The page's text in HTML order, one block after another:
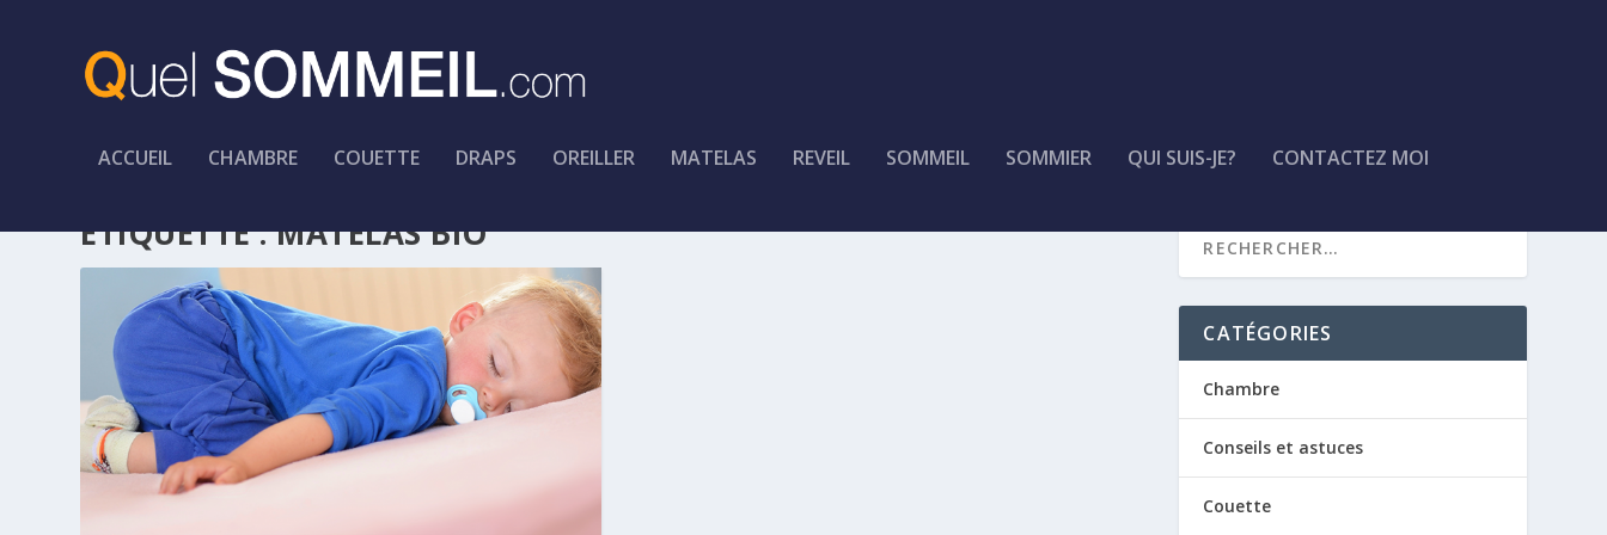
ACCUEIL CHAMBRE COUETTE DRAPS OREILLER MATELAS REVEIL SOMMEIL SOMMIER QUI SUIS-JE? CONTACTEZ MOI
ÉTIQUETTE :MATELAS BIO
CATÉGORIES
Chambre
Conseils et astuces
Couette